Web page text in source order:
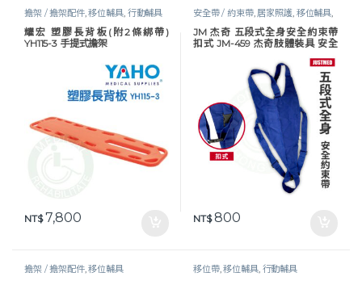
擔架 / 擔架配件,移位輔具, 行動輔具
耀宏 塑膠長背板(附2條綁帶)
YH115-3 手提式擔架
NT$7,800
安全帶 / 約束帶, 居家照護, 移位輔具,
行動輔具
JM 杰奇 五段式全身安全約束帶
扣式 JM-459 杰奇肢體裝具 安全
NT$800
擔架 / 擔架配件,移位輔具 移位帶,移位輔具, 行動輔具